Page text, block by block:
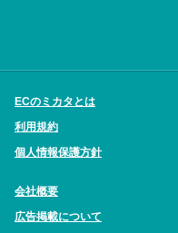
ECのミカタとは
利用規約
個人情報保護方針
会社概要
広告掲載について